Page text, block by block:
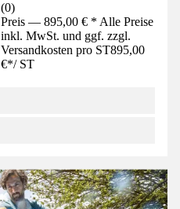
(0)
Preis — 895,00 € * Alle Preise
inkl. MwSt. und ggf. zzgl.
Versandkosten pro ST895,00
€*/ ST